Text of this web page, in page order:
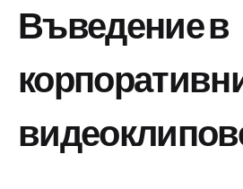
Въведение в